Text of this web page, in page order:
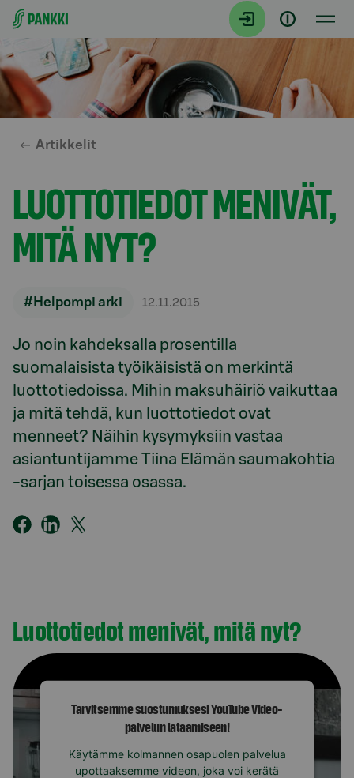
Siirry suoraan sisältöön
Artikkelit
LUOTTOTIEDOT MENIVÄT,
MITÄ NYT?
#Helpompi arki 12.11.2015
Jo noin kahdeksalla prosentilla
suomalaisista työikäisistä on merkintä
luottotiedoissa. Mihin maksuhäiriö vaikuttaa
ja mitä tehdä, kun luottotiedot ovat
menneet? Näihin kysymyksiin vastaa
asiantuntijamme Tiina Elämän saumakohtia
-sarjan toisessa osassa.
Luottotiedot menivät, mitä nyt?
Tarvitsemme suostumuksesi YouTube Video-
palvelun lataamiseen!
Käytämme kolmannen osapuolen palvelua
upottaaksemme videon, joka voi kerätä